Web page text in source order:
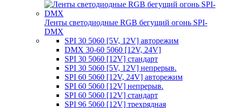
Ленты светодиодные RGB бегущий огонь SPI-
DMX
SPI 30 5060 [5V, 12V] авторежим
DMX 30-60 5060 [12V, 24V]
SPI 30 5060 [12V] стандарт
SPI 30 5060 [5V, 12V] непрерыв.
SPI 60 5060 [12V, 24V] авторежим
SPI 60 5060 [12V] непрерыв.
SPI 60 5060 [12V] стандарт
SPI 96 5060 [12V] трехрядная